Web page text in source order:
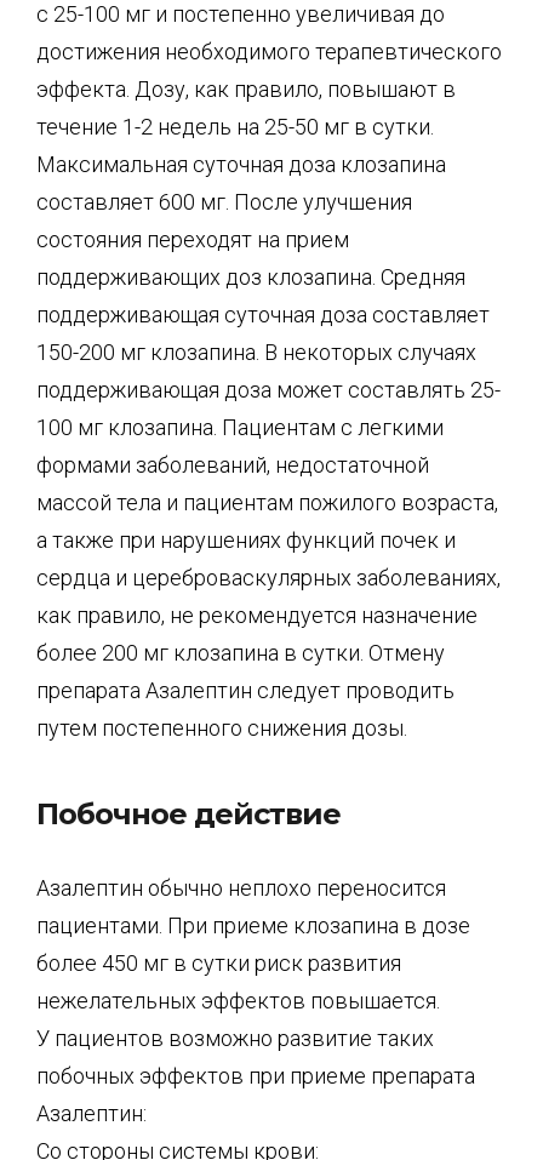
с 25-100 мг и постепенно увеличивая до
достижения необходимого терапевтического
эффекта. Дозу, как правило, повышают в
течение 1-2 недель на 25-50 мг в сутки.
Максимальная суточная доза клозапина
составляет 600 мг. После улучшения
состояния переходят на прием
поддерживающих доз клозапина. Средняя
поддерживающая суточная доза составляет
150-200 мг клозапина. В некоторых случаях
поддерживающая доза может составлять 25-
100 мг клозапина. Пациентам с легкими
формами заболеваний, недостаточной
массой тела и пациентам пожилого возраста,
а также при нарушениях функций почек и
сердца и цереброваскулярных заболеваниях,
как правило, не рекомендуется назначение
более 200 мг клозапина в сутки. Отмену
препарата Азалептин следует проводить
путем постепенного снижения дозы.
Побочное действие
Азалептин обычно неплохо переносится
пациентами. При приеме клозапина в дозе
более 450 мг в сутки риск развития
нежелательных эффектов повышается.
У пациентов возможно развитие таких
побочных эффектов при приеме препарата
Азалептин:
Со стороны системы крови: